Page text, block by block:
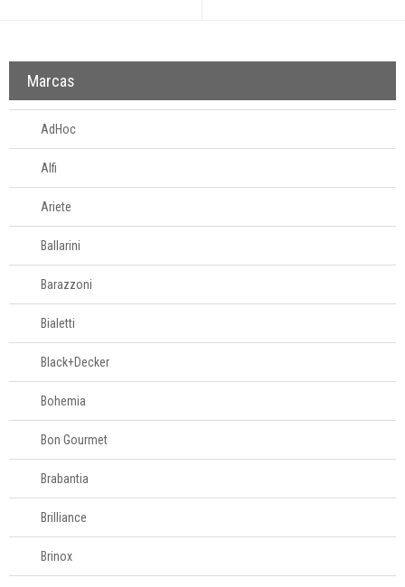
Pesquisar Lista
Conosco
61
996581061
61
996588122
Marcas
AdHoc
Alfi
Ariete
Ballarini
Barazzoni
Bialetti
Black+Decker
Bohemia
Bon Gourmet
Brabantia
Brilliance
Brinox